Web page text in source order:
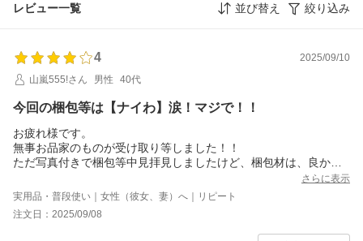
レビュー一覧 並び替え 絞り込み
4
2025/09/10
山嵐555!さん
男性 40代
今回の梱包等は【ナイわ】涙！マジで！！
お疲れ様です。
無事お品家のものが受け取り等しました！！
ただ写真付きで梱包等中見拝見しましたけど、梱包材は、良かっ
たと思うが！！しかしお品を固定しないと動いてしまいますね、
涙
なので、、残念でした！！
さらに表示
実用品・普段使い｜女性（彼女、妻）へ｜リピート
注文日：2025/09/08